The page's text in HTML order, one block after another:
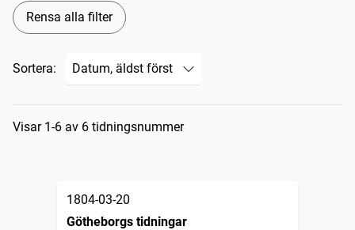
Rensa alla filter
Sortera:
Sökresultat
Visar 1-6 av 6 tidningsnummer
1804-03-20
Götheborgs tidningar